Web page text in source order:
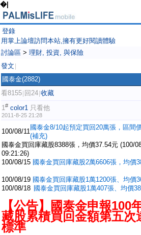
�|
登錄
用掌上論壇訪問本站,擁有更好閱讀體驗
討論區 > 理財, 投資, 與保險
發文
國泰金(2882)
看8155 回24 收藏
1# color1 只看他
2011-8-25 21:28
100/08/11
國泰金8/10起預定買回20萬張，區間
(補充)
國泰金買回庫藏股8388張，均價37.54元 (100/
09:21:26)
100/08/15 國泰金買回庫藏股2萬6606張，均價
100/08/19 國泰金買回庫藏股1萬1200張、均價
100/08/18 國泰金買回庫藏股1萬407張、均價
【公告】國泰金申報100
藏股累積買回金額第五次
標準